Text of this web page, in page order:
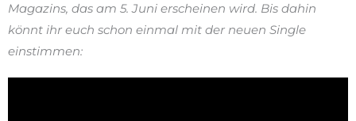
Magazins, das am 5. Juni erscheinen wird. Bis dahin
könnt ihr euch schon einmal mit der neuen Single
einstimmen: